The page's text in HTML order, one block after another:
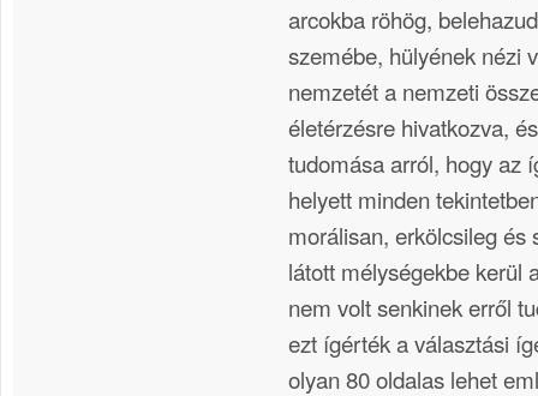
arcokba röhög,
szemébe, hülyének nézi
nemzetét a nemzeti
életérzésre hivatkozva,
tudomása arról, hogy az
helyett minden
morálisan, erkölcsileg és
látott mélységekbe kerül
nem volt senkinek erről
ezt ígérték a választási
olyan 80 oldalas lehet